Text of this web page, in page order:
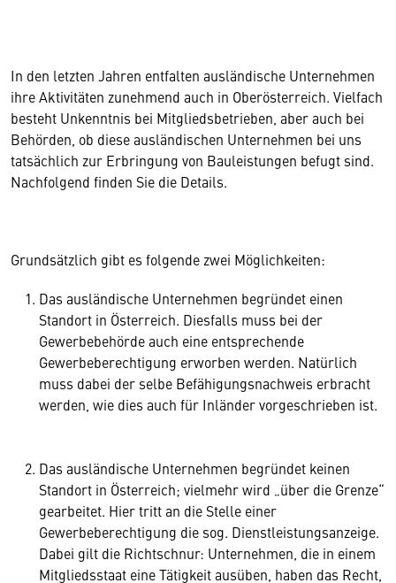
In den letzten Jahren entfalten ausländische Unternehmen
ihre Aktivitäten zunehmend auch in Oberösterreich. Vielfach
besteht Unkenntnis bei Mitgliedsbetrieben, aber auch bei
Behörden, ob diese ausländischen Unternehmen bei uns
tatsächlich zur Erbringung von Bauleistungen befugt sind.
Nachfolgend finden Sie die Details.
Grundsätzlich gibt es folgende zwei Möglichkeiten:
Das ausländische Unternehmen begründet einen
Standort in Österreich. Diesfalls muss bei der
Gewerbebehörde auch eine entsprechende
Gewerbeberechtigung erworben werden. Natürlich
muss dabei der selbe Befähigungsnachweis erbracht
werden, wie dies auch für Inländer vorgeschrieben ist.
Das ausländische Unternehmen begründet keinen
Standort in Österreich; vielmehr wird „über die Grenze“
gearbeitet. Hier tritt an die Stelle einer
Gewerbeberechtigung die sog. Dienstleistungsanzeige.
Dabei gilt die Richtschnur: Unternehmen, die in einem
Mitgliedsstaat eine Tätigkeit ausüben, haben das Recht,